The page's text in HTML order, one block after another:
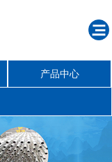
产品中心